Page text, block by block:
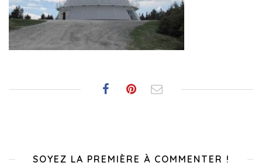
SOYEZ LA PREMIÈRE À COMMENTER !